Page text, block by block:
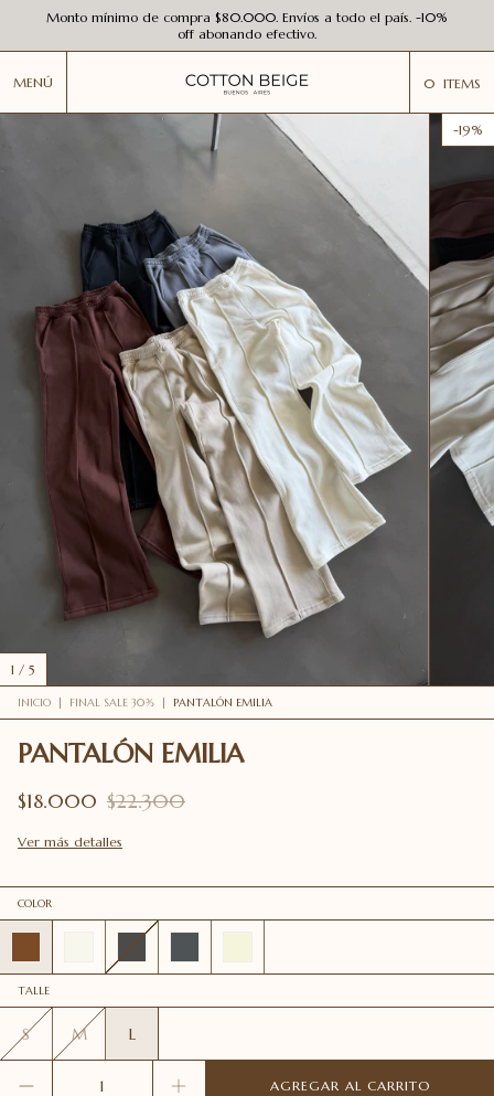
Monto mínimo de compra $80.000. Envíos a todo el país. -10%
off abonando efectivo.
MENÚ 0 ITEMS
-19%
1 / 5
INICIO FINAL SALE 30% PANTALÓN EMILIA
PANTALÓN EMILIA
$18.000 $22.300
Ver más detalles
COLOR
TALLE
S M L